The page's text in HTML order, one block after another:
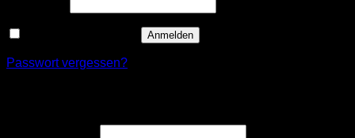
Anmelden
Passwort vergessen?